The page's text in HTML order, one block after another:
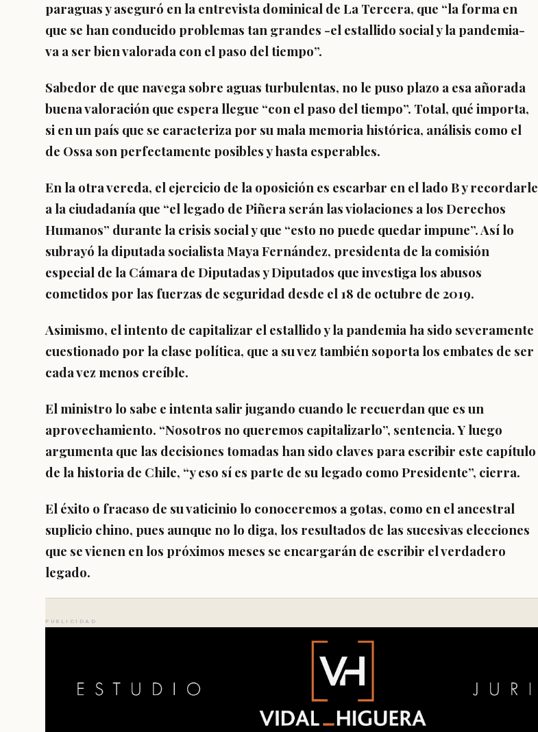
paraguas y aseguró en la entrevista dominical de La Tercera, que “la forma en
que se han conducido problemas tan grandes -el estallido social y la pandemia-
va a ser bien valorada con el paso del tiempo”.
Sabedor de que navega sobre aguas turbulentas, no le puso plazo a esa añorada
buena valoración que espera llegue “con el paso del tiempo”. Total, qué importa,
si en un país que se caracteriza por su mala memoria histórica, análisis como el
de Ossa son perfectamente posibles y hasta esperables.
En la otra vereda, el ejercicio de la oposición es escarbar en el lado B y recordarle
a la ciudadanía que “el legado de Piñera serán las violaciones a los Derechos
Humanos” durante la crisis social y que “esto no puede quedar impune”. Así lo
subrayó la diputada socialista Maya Fernández, presidenta de la comisión
especial de la Cámara de Diputadas y Diputados que investiga los abusos
cometidos por las fuerzas de seguridad desde el 18 de octubre de 2019.
Asimismo, el intento de capitalizar el estallido y la pandemia ha sido severamente
cuestionado por la clase política, que a su vez también soporta los embates de ser
cada vez menos creíble.
El ministro lo sabe e intenta salir jugando cuando le recuerdan que es un
aprovechamiento. “Nosotros no queremos capitalizarlo”, sentencia. Y luego
argumenta que las decisiones tomadas han sido claves para escribir este capítulo
de la historia de Chile, “y eso sí es parte de su legado como Presidente”, cierra.
El éxito o fracaso de su vaticinio lo conoceremos a gotas, como en el ancestral
suplicio chino, pues aunque no lo diga, los resultados de las sucesivas elecciones
que se vienen en los próximos meses se encargarán de escribir el verdadero
legado.
PUBLICIDAD